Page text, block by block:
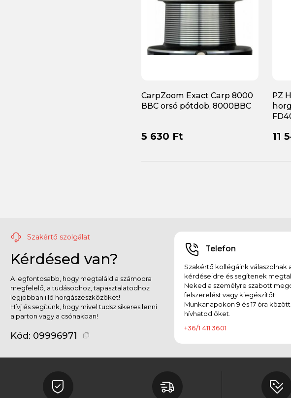
CarpZoom Exact Carp 8000
BBC orsó pótdob, 8000BBC
5 630 Ft
PZ
11
Szakértő szolgálat
Kérdésed van?
A legfontosabb, hogy megtaláld a számodra
megfelelő, a tudásodhoz, tapasztalatodhoz
legjobban illő horgászeszközöket!
Hívj és segítünk, hogy mivel tudsz sikeres lenni
a parton vagy a csónakban!
Kód: 09996971
Telefon
Szakértő kollégáink válaszolnak
kérdéseidre és segítenek
Neked a személyre szabott
felszerelést vagy kiegészítőt!
Munkanapokon 9 és 17 óra között
hívhatod őket.
+36/1 411 3601